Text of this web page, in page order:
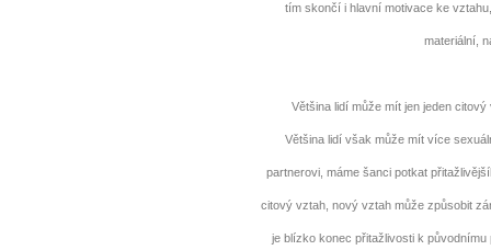
tím skončí i hlavní motivace ke
materiální,
Většina lidí může mít jen jeden
Většina lidí však může mít více
partnerovi, máme šanci potkat
citový vztah, nový vztah může způsobit
je blízko konec přitažlivosti k